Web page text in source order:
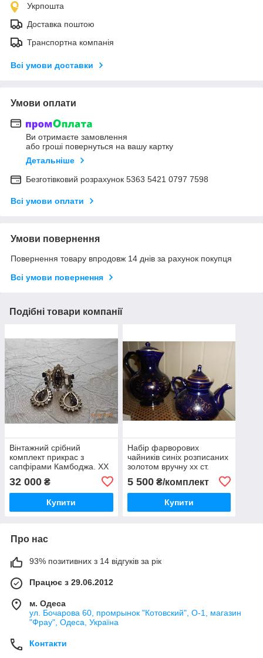
Укрпошта
Доставка поштою
Транспортна компанія
Всі умови доставки
Умови оплати
Ви отримаєте замовлення
або гроші повернуться на вашу картку
Детальніше
Безготівковий розрахунок 5363 5421 0797 7598
Всі умови оплати
Умови повернення
Повернення товару впродовж 14 днів за рахунок покупця
Всі умови повернення
Подібні товари компанії
Вінтажний срібний
комплект прикрас з
сапфірами Камбоджа. ХХ
32 000 ₴
Купити
Набір фарворових
чайників синіх розписаних
золотом вручну хх ст.
5 500₴/комплект
Купити
Про нас
93% позитивних з 14 відгуків за рік
Працює з 29.06.2012
м. Одеса
ул. Бочарова 60, промрынок "Котовский", О-1, магазин
"Фрау", Одеса, Україна
Контакти